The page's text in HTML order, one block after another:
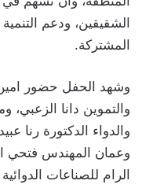
الشقيقين، ودعم
المشتركة.
وشهد الحفل حضور امين
والتموين دانا الزعبي،
والدواء الدكتورة رنا
وعمان المهندس فتحي
الرام للصناعات